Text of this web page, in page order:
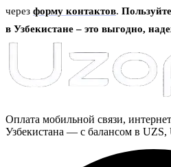
через форму контактов.
в Узбекистане – это выгодно,
Оплата мобильной связи,
Узбекистана — с балансом в